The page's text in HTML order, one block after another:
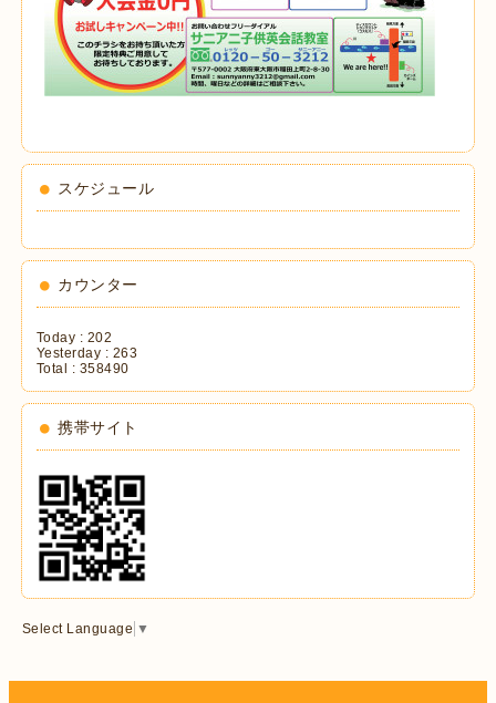
スケジュール
カウンター
Today : 202
Yesterday : 263
Total : 358490
携帯サイト
Select Language ▼